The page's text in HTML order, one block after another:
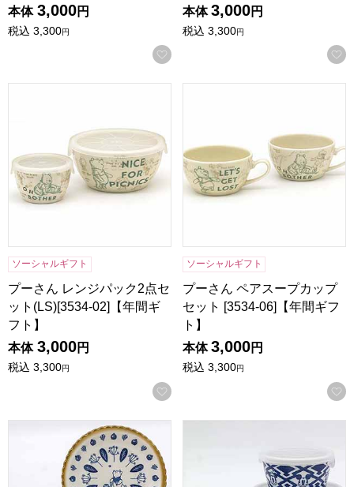
本体 3,000円
税込 3,300円
お気に入りに登録する
本体 3,000円
税込 3,300円
ソーシャルギフト
プーさん レンジパック2点セ
ット(LS)[3534-02]【年間ギ
フト】
本体 3,000円
税込 3,300円
お気に入りに登録する
ソーシャルギフト
プーさん ペアスープカップ
セット [3534-06]【年間ギフ
ト】
本体 3,000円
税込 3,300円
プーさん シェアプレートセット [3536-02]【年間ギフト】